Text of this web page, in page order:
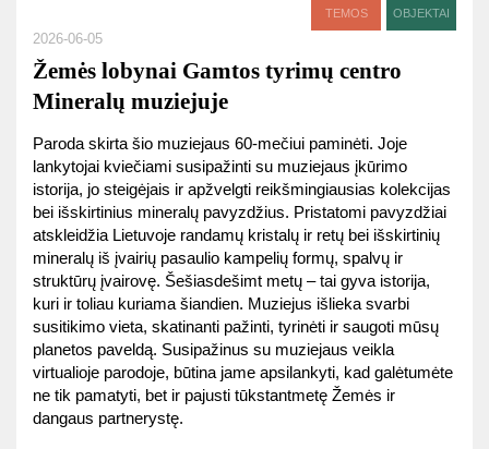
TEMOS OBJEKTAI
2026-06-05
Žemės lobynai Gamtos tyrimų centro
Mineralų muziejuje
Paroda skirta šio muziejaus 60-mečiui paminėti. Joje
lankytojai kviečiami susipažinti su muziejaus įkūrimo
istorija, jo steigėjais ir apžvelgti reikšmingiausias kolekcijas
bei išskirtinius mineralų pavyzdžius. Pristatomi pavyzdžiai
atskleidžia Lietuvoje randamų kristalų ir retų bei išskirtinių
mineralų iš įvairių pasaulio kampelių formų, spalvų ir
struktūrų įvairovę. Šešiasdešimt metų – tai gyva istorija,
kuri ir toliau kuriama šiandien. Muziejus išlieka svarbi
susitikimo vieta, skatinanti pažinti, tyrinėti ir saugoti mūsų
planetos paveldą. Susipažinus su muziejaus veikla
virtualioje parodoje, būtina jame apsilankyti, kad galėtumėte
ne tik pamatyti, bet ir pajusti tūkstantmetę Žemės ir
dangaus partnerystę.